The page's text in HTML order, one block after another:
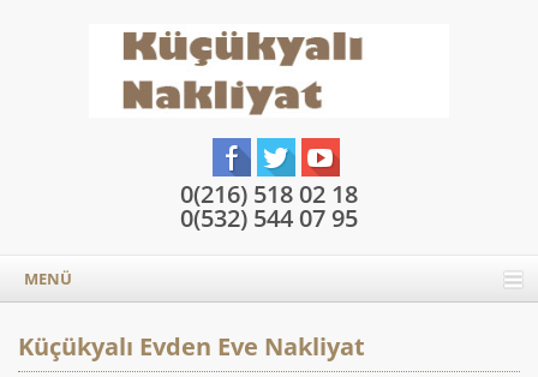
0(216) 518 02 18
0(532) 544 07 95
MENÜ
Küçükyalı Evden Eve Nakliyat